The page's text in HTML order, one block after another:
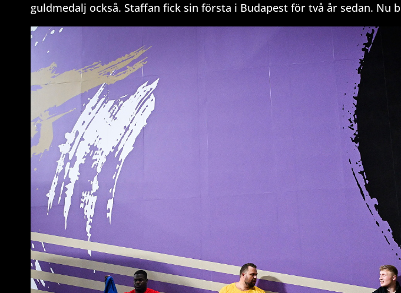
guldmedalj också. Staffan fick sin första i Budapest för två år sedan. Nu